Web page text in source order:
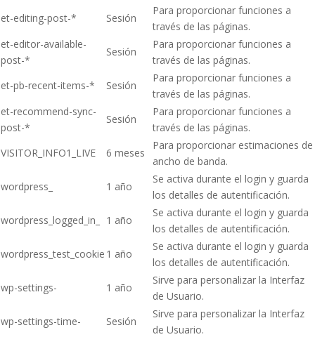
et-editing-post-*
Sesión
Para proporcionar funciones a
través de las páginas.
et-editor-available-
post-*
Sesión
Para proporcionar funciones a
través de las páginas.
et-pb-recent-items-*
Sesión
Para proporcionar funciones a
través de las páginas.
et-recommend-sync-
post-*
Sesión
Para proporcionar funciones a
través de las páginas.
VISITOR_INFO1_LIVE
6 meses
Para proporcionar estimaciones de
ancho de banda.
wordpress_
1 año
Se activa durante el login y guarda
los detalles de autentificación.
wordpress_logged_in_
1 año
Se activa durante el login y guarda
los detalles de autentificación.
wordpress_test_cookie 1 año
Se activa durante el login y guarda
los detalles de autentificación.
wp-settings-
1 año
Sirve para personalizar la Interfaz
de Usuario.
wp-settings-time-
Sesión
Sirve para personalizar la Interfaz
de Usuario.